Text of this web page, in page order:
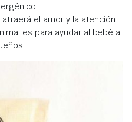
el amor y la atención
es para ayudar al bebé a